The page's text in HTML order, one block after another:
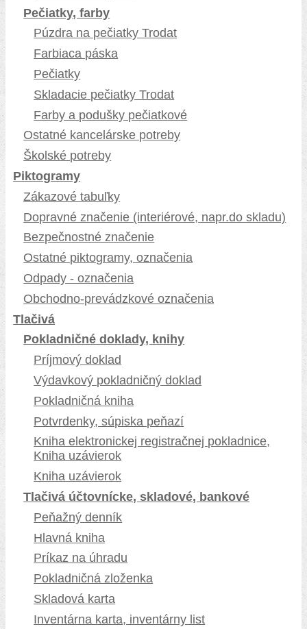
Pečiatky, farby
Púzdra na pečiatky Trodat
Farbiaca páska
Pečiatky
Skladacie pečiatky Trodat
Farby a podušky pečiatkové
Ostatné kancelárske potreby
Školské potreby
Piktogramy
Zákazové tabuľky
Dopravné značenie (interiérové, napr.do skladu)
Bezpečnostné značenie
Ostatné piktogramy, označenia
Odpady - označenia
Obchodno-prevádzkové označenia
Tlačivá
Pokladničné doklady, knihy
Príjmový doklad
Výdavkový pokladničný doklad
Pokladničná kniha
Potvrdenky, súpiska peňazí
Kniha elektronickej registračnej pokladnice,
Kniha uzávierok
Kniha uzávierok
Tlačivá účtovnícke, skladové, bankové
Peňažný denník
Hlavná kniha
Príkaz na úhradu
Pokladničná zloženka
Skladová karta
Inventárna karta, inventárny list